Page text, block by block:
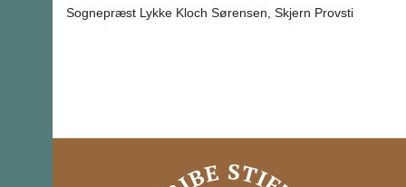
Sognepræst Lykke Kloch Sørensen, Skjern Provsti